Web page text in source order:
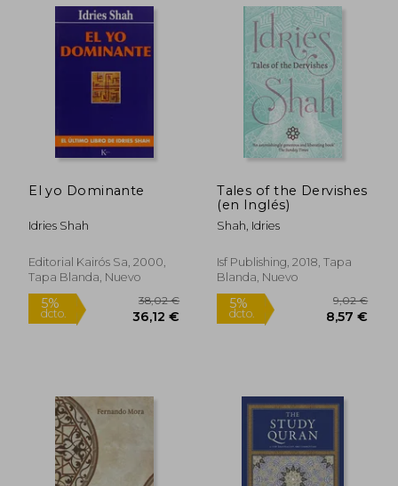
El yo Dominante
Idries Shah
Editorial Kairós Sa, 2000,
Tapa Blanda, Nuevo
5%
dcto.
Tales of the Dervishes
(en Inglés)
Shah, Idries
Isf Publishing, 2018, Tapa
Blanda, Nuevo
5%
dcto.